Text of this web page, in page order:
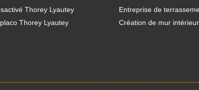
Thorey Lyautey Entreprise de
Thorey Lyautey Création de mur